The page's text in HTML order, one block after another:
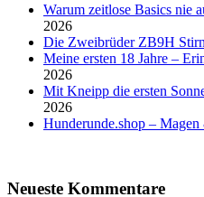
Warum zeitlose Basics nie
2026
Die Zweibrüder ZB9H
Meine ersten 18 Jahre –
2026
Mit Kneipp die ersten
2026
Hunderunde.shop –
Neueste Kommentare